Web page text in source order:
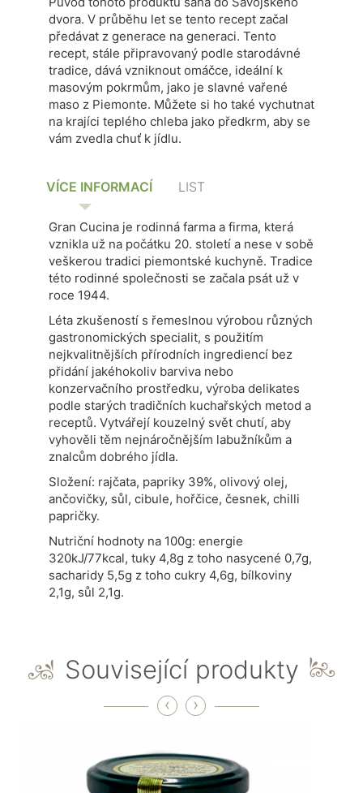
dvora. V průběhu let se tento recept začal
předávat z generace na generaci. Tento
recept, stále připravovaný podle starodávné
tradice, dává vzniknout omáčce, ideální k
masovým pokrmům, jako je slavné vařené
maso z Piemonte. Můžete si ho také vychutnat
na krajíci teplého chleba jako předkrm, aby se
vám zvedla chuť k jídlu.
VÍCE INFORMACÍ LIST
Gran Cucina je rodinná farma a firma, která
vznikla už na počátku 20. století a nese v sobě
veškerou tradici piemontské kuchyně. Tradice
této rodinné společnosti se začala psát už v
roce 1944.
Léta zkušeností s řemeslnou výrobou různých
gastronomických specialit, s použitím
nejkvalitnějších přírodních ingrediencí bez
přidání jakéhokoliv barviva nebo
konzervačního prostředku, výroba delikates
podle starých tradičních kuchařských metod a
receptů. Vytvářejí kouzelný svět chutí, aby
vyhověli těm nejnáročnějším labužníkům a
znalcům dobrého jídla.
Složení: rajčata, papriky 39%, olivový olej,
ančovičky, sůl, cibule, hořčice, česnek, chilli
papričky.
Nutriční hodnoty na 100g: energie
320kJ/77kcal, tuky 4,8g z toho nasycené 0,7g,
sacharidy 5,5g z toho cukry 4,6g, bílkoviny
2,1g, sůl 2,1g.
Související produkty
‹ ›